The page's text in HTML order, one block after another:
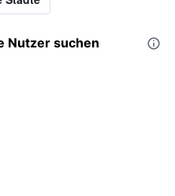
Nutzer suchen